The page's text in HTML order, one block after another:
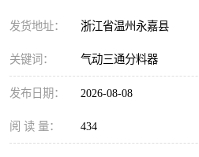
发货地址： 浙江省温州永嘉县
关键词： 气动三通分料器
发布日期： 2026-08-08
阅 读 量： 434